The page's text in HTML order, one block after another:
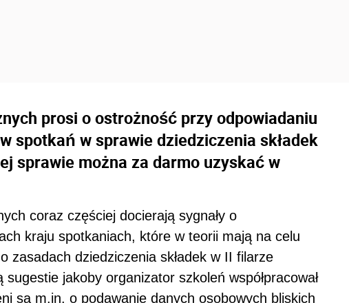
prosi o ostrożność przy odpowiadaniu
spotkań w sprawie dziedziczenia składek
sprawie można za darmo uzyskać w
coraz częściej docierają sygnały o
kraju spotkaniach, które w teorii mają na celu
zasadach dziedziczenia składek w II filarze
jakoby organizator szkoleń współpracował
są m.in. o podawanie danych osobowych bliskich